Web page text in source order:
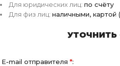
Для юридических лиц: по счёту
Для физ лиц: наличными,
УТОЧНИТЬ
E-mail отправителя *: